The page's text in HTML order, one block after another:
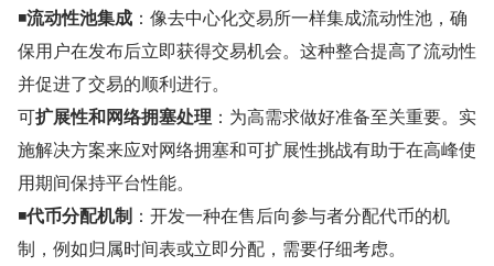
◾流动性池集成 ：像去中心化交易所一样集成流动性池，确
保用户在发布后立即获得交易机会。这种整合提高了流动性
并促进了交易的顺利进行。
可扩展性和网络拥塞处理 ：为高需求做好准备至关重要。实
施解决方案来应对网络拥塞和可扩展性挑战有助于在高峰使
用期间保持平台性能。
◾代币分配机制 ：开发一种在售后向参与者分配代币的机
制，例如归属时间表或立即分配，需要仔细考虑。